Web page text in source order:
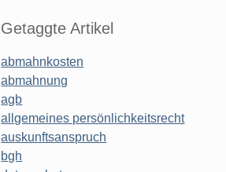
Getaggte Artikel
abmahnkosten
abmahnung
agb
allgemeines persönlichkeitsrecht
auskunftsanspruch
bgh